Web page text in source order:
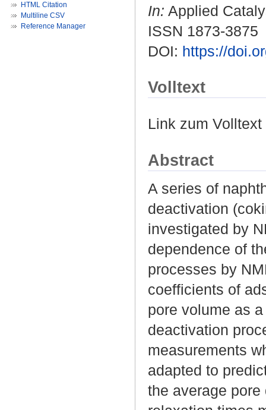
HTML Citation
Multiline CSV
Reference Manager
In: Applied
ISSN 1873-3875
DOI: https://
Volltext
Link zum
Abstract
A series of
deactivation
investigated by
dependence of
processes by
coefficients of
pore volume as
deactivation
measurements
adapted to
the average